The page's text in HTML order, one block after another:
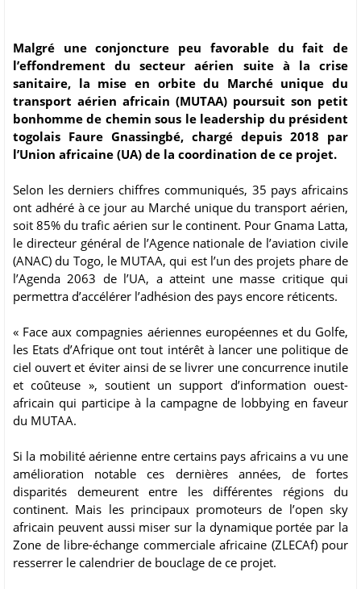
Malgré une conjoncture peu favorable du fait de
l’effondrement du secteur aérien suite à la crise
sanitaire, la mise en orbite du Marché unique du
transport aérien africain (MUTAA) poursuit son petit
bonhomme de chemin sous le leadership du président
togolais Faure Gnassingbé, chargé depuis 2018 par
l’Union africaine (UA) de la coordination de ce projet.
Selon les derniers chiffres communiqués, 35 pays africains
ont adhéré à ce jour au Marché unique du transport aérien,
soit 85% du trafic aérien sur le continent. Pour Gnama Latta,
le directeur général de l’Agence nationale de l’aviation civile
(ANAC) du Togo, le MUTAA, qui est l’un des projets phare de
l’Agenda 2063 de l’UA, a atteint une masse critique qui
permettra d’accélérer l’adhésion des pays encore réticents.
« Face aux compagnies aériennes européennes et du Golfe,
les Etats d’Afrique ont tout intérêt à lancer une politique de
ciel ouvert et éviter ainsi de se livrer une concurrence inutile
et coûteuse », soutient un support d’information ouest-
africain qui participe à la campagne de lobbying en faveur
du MUTAA.
Si la mobilité aérienne entre certains pays africains a vu une
amélioration notable ces dernières années, de fortes
disparités demeurent entre les différentes régions du
continent. Mais les principaux promoteurs de l’open sky
africain peuvent aussi miser sur la dynamique portée par la
Zone de libre-échange commerciale africaine (ZLECAf) pour
resserrer le calendrier de bouclage de ce projet.